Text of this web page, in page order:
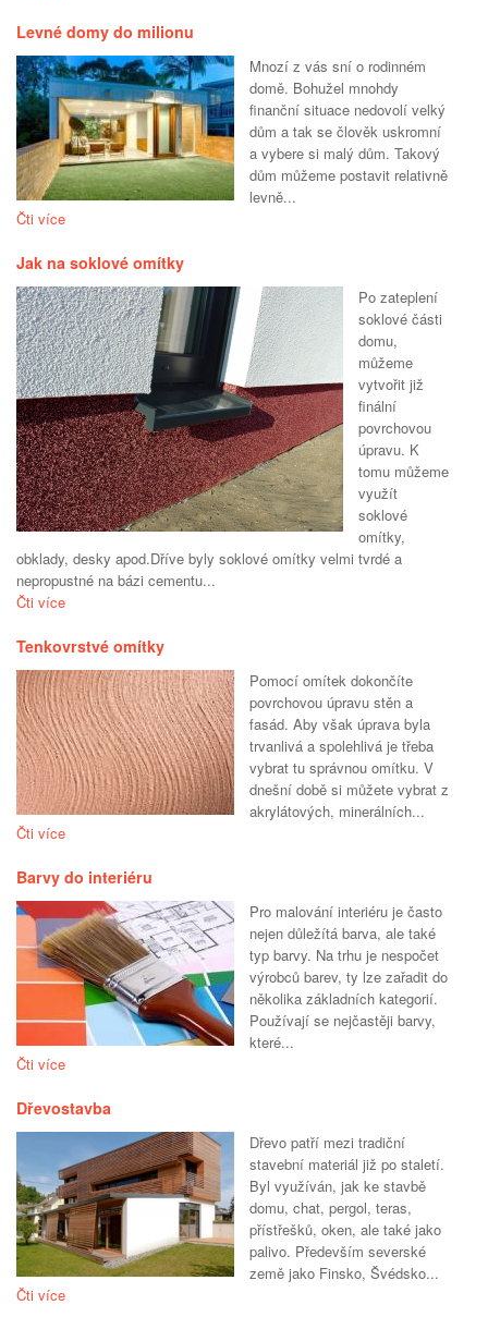
Levné domy do milionu
Mnozí z vás sní o rodinném
domě. Bohužel mnohdy
finanční situace nedovolí velký
dům a tak se člověk uskromní
a vybere si malý dům. Takový
dům můžeme postavit relativně
levně...
Čti více
Jak na soklové omítky
Po zateplení
soklové části
domu,
můžeme
vytvořit již
finální
povrchovou
úpravu. K
tomu můžeme
využít
soklové
omítky,
obklady, desky apod.Dříve byly soklové omítky velmi tvrdé a
nepropustné na bázi cementu...
Čti více
Tenkovrstvé omítky
Pomocí omítek dokončíte
povrchovou úpravu stěn a
fasád. Aby však úprava byla
trvanlivá a spolehlivá je třeba
vybrat tu správnou omítku. V
dnešní době si můžete vybrat z
akrylátových, minerálních...
Čti více
Barvy do interiéru
Pro malování interiéru je často
nejen důležítá barva, ale také
typ barvy. Na trhu je nespočet
výrobců barev, ty lze zařadit do
několika základních kategorií.
Používají se nejčastěji barvy,
které...
Čti více
Dřevostavba
Dřevo patří mezi tradiční
stavební materiál již po staletí.
Byl využíván, jak ke stavbě
domu, chat, pergol, teras,
přístřešků, oken, ale také jako
palivo. Především severské
země jako Finsko, Švédsko...
Čti více